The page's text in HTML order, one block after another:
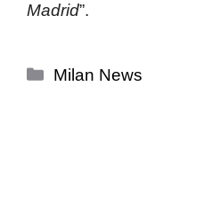
Madrid”.
Categorie
Milan News